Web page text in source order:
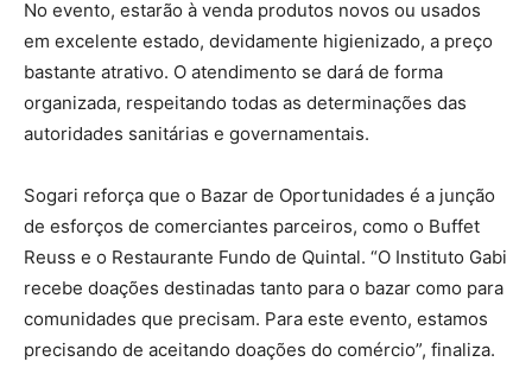
No evento, estarão à venda produtos novos ou usados
em excelente estado, devidamente higienizado, a preço
bastante atrativo. O atendimento se dará de forma
organizada, respeitando todas as determinações das
autoridades sanitárias e governamentais.
Sogari reforça que o Bazar de Oportunidades é a junção
de esforços de comerciantes parceiros, como o Buffet
Reuss e o Restaurante Fundo de Quintal. “O Instituto Gabi
recebe doações destinadas tanto para o bazar como para
comunidades que precisam. Para este evento, estamos
precisando de aceitando doações do comércio”, finaliza.